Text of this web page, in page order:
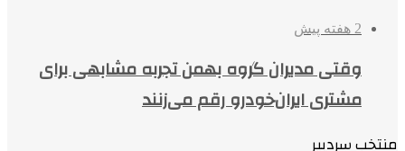
2 هفته پیش
وقتی مدیران گروه بهمن تجربه مشابهی برای
مشتری ایران‌خودرو رقم می‌زنند
منتخب سردبیر